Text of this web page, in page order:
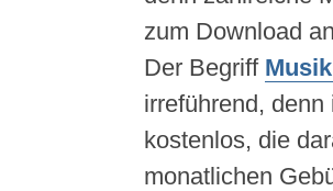
zum Download
Der Begriff
irreführend,
kostenlos, die
monatlichen